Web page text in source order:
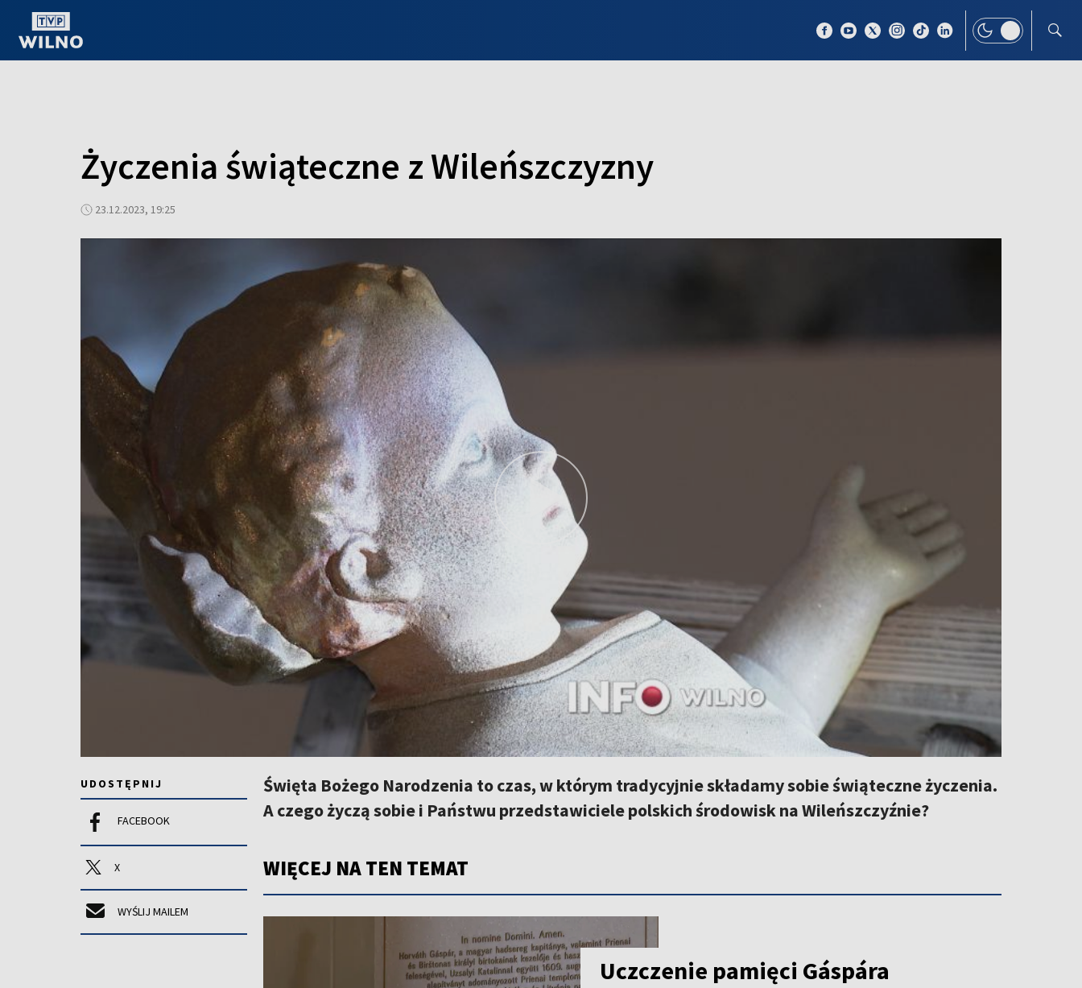
Życzenia świąteczne z Wileńszczyzny
23.12.2023, 19:25
UDOSTĘPNIJ
FACEBOOK
X
WYŚLIJ MAILEM
Święta Bożego Narodzenia to czas, w którym tradycyjnie składamy sobie świąteczne życzenia.
A czego życzą sobie i Państwu przedstawiciele polskich środowisk na Wileńszczyźnie?
WIĘCEJ NA TEN TEMAT
Uczczenie pamięci Gáspára